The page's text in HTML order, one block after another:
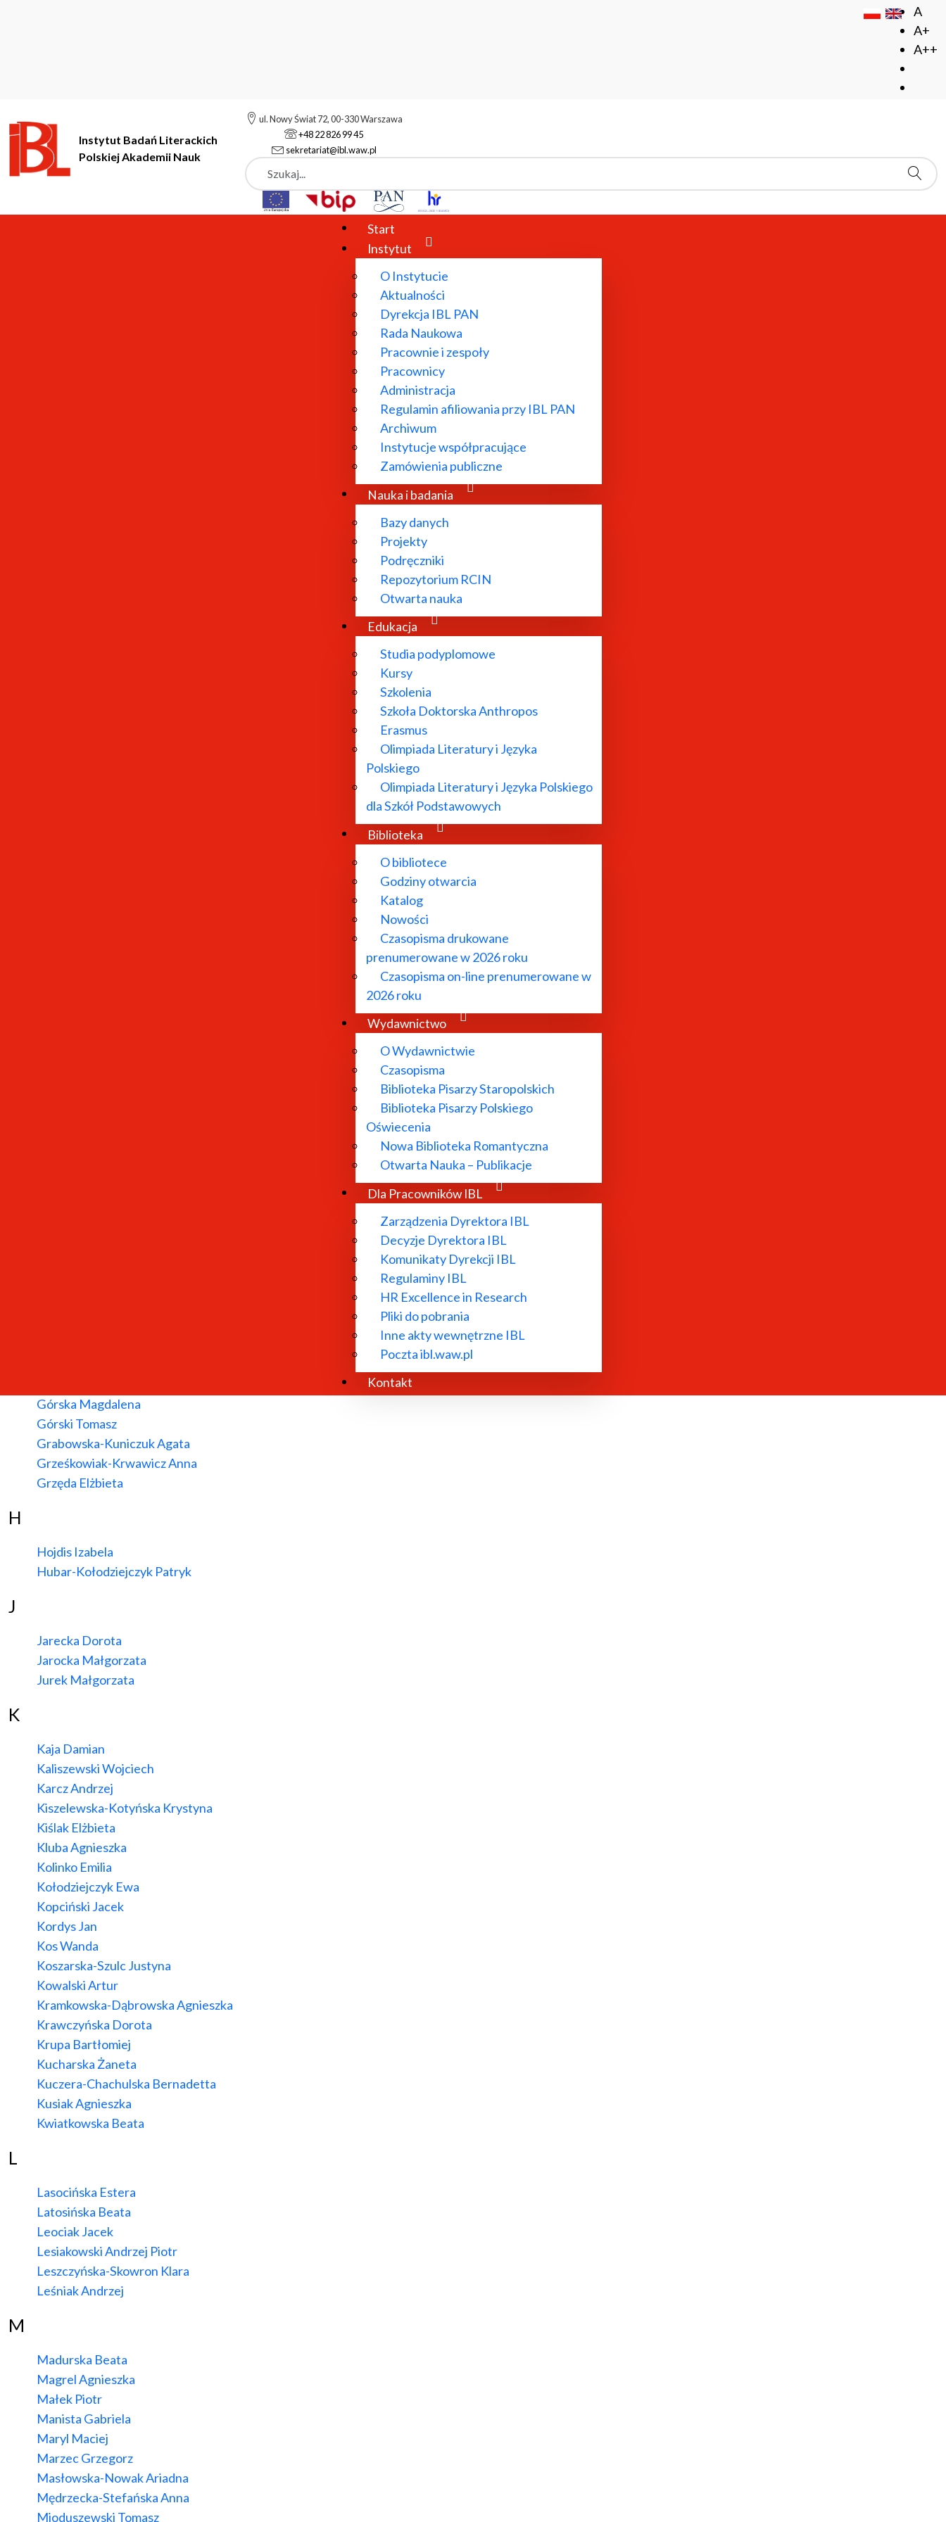
A
A+
A++
Instytut Badań Literackich
Polskiej Akademii Nauk
ul. Nowy Świat 72, 00-330 Warszawa
+48 22 826 99 45
sekretariat@ibl.waw.pl
Szukaj
Start
Instytut
O Instytucie
Aktualności
Dyrekcja IBL PAN
Rada Naukowa
Pracownie i zespoły
Pracownicy
Administracja
Regulamin afiliowania przy IBL PAN
Archiwum
Instytucje współpracujące
Zamówienia publiczne
Nauka i badania
Bazy danych
Projekty
Podręczniki
Repozytorium RCIN
Otwarta nauka
Edukacja
Studia podyplomowe
Kursy
Szkolenia
Szkoła Doktorska Anthropos
Erasmus
Olimpiada Literatury i Języka
Polskiego
Olimpiada Literatury i Języka Polskiego
dla Szkół Podstawowych
Biblioteka
O bibliotece
Godziny otwarcia
Katalog
Nowości
Czasopisma drukowane
prenumerowane w 2026 roku
Czasopisma on-line prenumerowane w
2026 roku
Wydawnictwo
O Wydawnictwie
Czasopisma
Biblioteka Pisarzy Staropolskich
Biblioteka Pisarzy Polskiego
Oświecenia
Nowa Biblioteka Romantyczna
Otwarta Nauka – Publikacje
Dla Pracowników IBL
Zarządzenia Dyrektora IBL
Decyzje Dyrektora IBL
Komunikaty Dyrekcji IBL
Regulaminy IBL
HR Excellence in Research
Pliki do pobrania
Inne akty wewnętrzne IBL
Poczta ibl.waw.pl
Kontakt
Instytut Badań Literackich Polskiej Akademii Nauk Pracownicy
Pracownicy Instytutu Badań Literackich PAN
Górska Magdalena
Górski Tomasz
Grabowska-Kuniczuk Agata
Grześkowiak-Krwawicz Anna
Grzęda Elżbieta
H
Hojdis Izabela
Hubar-Kołodziejczyk Patryk
J
Jarecka Dorota
Jarocka Małgorzata
Jurek Małgorzata
K
Kaja Damian
Kaliszewski Wojciech
Karcz Andrzej
Kiszelewska-Kotyńska Krystyna
Kiślak Elżbieta
Kluba Agnieszka
Kolinko Emilia
Kołodziejczyk Ewa
Kopciński Jacek
Kordys Jan
Kos Wanda
Koszarska-Szulc Justyna
Kowalski Artur
Kramkowska-Dąbrowska Agnieszka
Krawczyńska Dorota
Krupa Bartłomiej
Kucharska Żaneta
Kuczera-Chachulska Bernadetta
Kusiak Agnieszka
Kwiatkowska Beata
L
Lasocińska Estera
Latosińska Beata
Leociak Jacek
Lesiakowski Andrzej Piotr
Leszczyńska-Skowron Klara
Leśniak Andrzej
M
Madurska Beata
Magrel Agnieszka
Małek Piotr
Manista Gabriela
Maryl Maciej
Marzec Grzegorz
Masłowska-Nowak Ariadna
Mędrzecka-Stefańska Anna
Mioduszewski Tomasz